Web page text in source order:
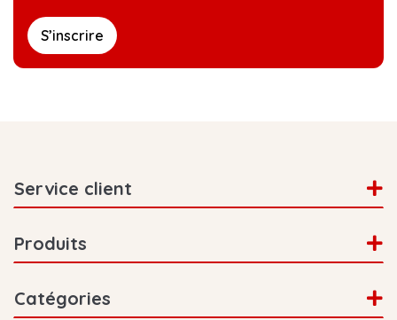
S’inscrire
Service client
Produits
Catégories